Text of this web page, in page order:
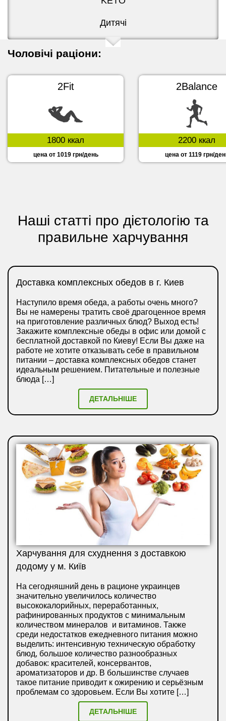
Дитячі
Чоловічі раціони:
2Fit
1800 ккал
цена от 1019 грн/день
2Balance
2200 ккал
цена от 1119 грн/
Наші статті про дієтологію та
правильне харчування
Доставка комплексных обедов в г. Киев
Наступило время обеда, а работы очень много?
Вы не намерены тратить своё драгоценное время
на приготовление различных блюд? Выход есть!
Закажите комплексные обеды в офис или домой с
бесплатной доставкой по Киеву! Если Вы даже на
работе не хотите отказывать себе в правильном
питании – доставка комплексных обедов станет
идеальным решением. Питательные и полезные
блюда […]
ДЕТАЛЬНІШЕ
Харчування для схуднення з доставкою
додому у м. Київ
На сегодняшний день в рационе украинцев
значительно увеличилось количество
высококалорийных, переработанных,
рафинированных продуктов с минимальным
количеством минералов и витаминов. Также
среди недостатков ежедневного питания можно
выделить: интенсивную техническую обработку
блюд, большое количество разнообразных
добавок: красителей, консервантов,
ароматизаторов и др. В большинстве случаев
такое питание приводит к ожирению и серьёзным
проблемам со здоровьем. Если Вы хотите […]
ДЕТАЛЬНІШЕ